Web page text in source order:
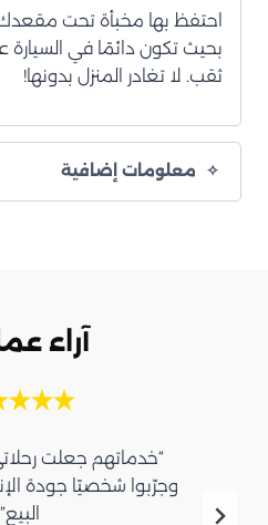
احتفظ بها مخبأة تحت
بحيث تكون دائمًا في السيارة
ثقب. لا تغادر المنزل بدونها!
معلومات إضافية
آراء
“خدماتهم جعلت رحلاتي
وجرّبوا شخصيًا جودة
البيع”